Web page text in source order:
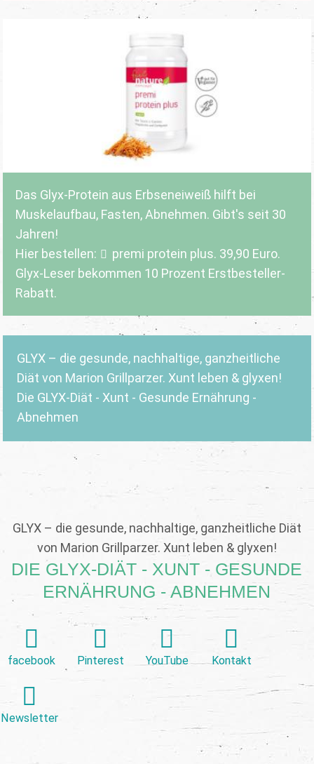
Das Glyx-Protein aus Erbseneiweiß hilft bei
Muskelaufbau, Fasten, Abnehmen. Gibt's seit 30
Jahren!
Hier bestellen:
premi protein plus. 39,90 Euro.
Glyx-Leser bekommen 10 Prozent Erstbesteller-
Rabatt.
GLYX – die gesunde, nachhaltige, ganzheitliche
Diät von Marion Grillparzer. Xunt leben & glyxen!
Die GLYX-Diät - Xunt - Gesunde Ernährung -
Abnehmen
GLYX – die gesunde, nachhaltige, ganzheitliche Diät
von Marion Grillparzer. Xunt leben & glyxen!
DIE GLYX-DIÄT - XUNT - GESUNDE
ERNÄHRUNG - ABNEHMEN
facebook Pinterest YouTube Kontakt
Newsletter